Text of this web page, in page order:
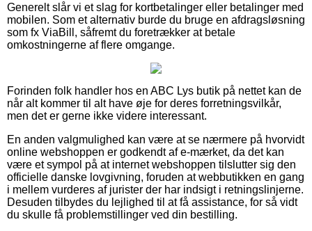
Generelt slår vi et slag for kortbetalinger eller betalinger med
mobilen. Som et alternativ burde du bruge en afdragsløsning
som fx ViaBill, såfremt du foretrækker at betale
omkostningerne af flere omgange.
Forinden folk handler hos en ABC Lys butik på nettet kan de
når alt kommer til alt have øje for deres forretningsvilkår,
men det er gerne ikke videre interessant.
En anden valgmulighed kan være at se nærmere på hvorvidt
online webshoppen er godkendt af e-mærket, da det kan
være et sympol på at internet webshoppen tilslutter sig den
officielle danske lovgivning, foruden at webbutikken en gang
i mellem vurderes af jurister der har indsigt i retningslinjerne.
Desuden tilbydes du lejlighed til at få assistance, for så vidt
du skulle få problemstillinger ved din bestilling.